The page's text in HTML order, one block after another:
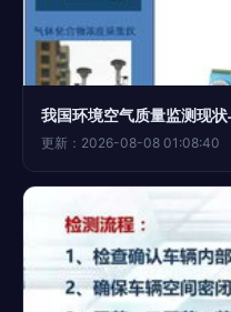
我国环境空气质量监测现
更新：2026-08-08 01:08:40